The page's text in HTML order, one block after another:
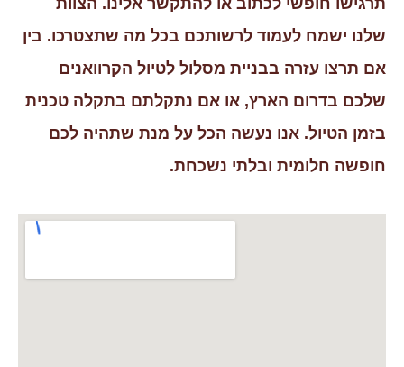
תרגישו חופשי לכתוב או להתקשר אלינו. הצוות
שלנו ישמח לעמוד לרשותכם בכל מה שתצטרכו. בין
אם תרצו עזרה בבניית מסלול לטיול הקרוואנים
שלכם בדרום הארץ, או אם נתקלתם בתקלה טכנית
בזמן הטיול. אנו נעשה הכל על מנת שתהיה לכם
חופשה חלומית ובלתי נשכחת.